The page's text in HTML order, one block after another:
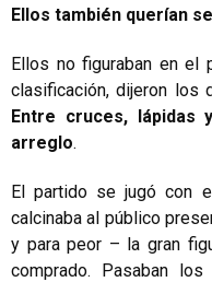
Ellos también querían
Ellos no figuraban en el
clasificación, dijeron los
Entre cruces,
arreglo.
El partido se jugó con
calcinaba al público
y para peor – la gran
comprado. Pasaban